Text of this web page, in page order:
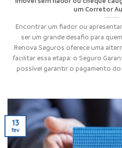
um Corretor
Encontrar um fiador ou
ser um grande desafio para
Renova Seguros oferece uma
facilitar essa etapa: o Seguro
possível garantir o pagamento do
13
fev